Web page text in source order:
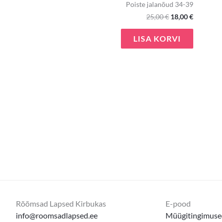
Poiste jalanõud 34-39
25,00€ 18,00€
LISA KORVI
Rõõmsad Lapsed Kirbukas
info@roomsadlapsed.ee
E-pood